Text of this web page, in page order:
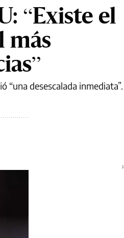
“Existe el
más
“una desescalada inmediata”.